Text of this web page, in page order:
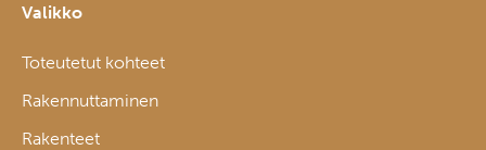
Valikko
Toteutetut kohteet
Rakennuttaminen
Rakenteet